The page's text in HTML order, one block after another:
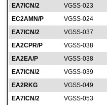
EA7ICN/2
VGSS-023
EC2AMN/P
VGSS-024
EA7ICN/2
VGSS-037
EA2CPR/P
VGSS-038
EA2EA/P
VGSS-038
EA7ICN/2
VGSS-039
EA2RKG
VGSS-049
EA7ICN/2
VGSS-053